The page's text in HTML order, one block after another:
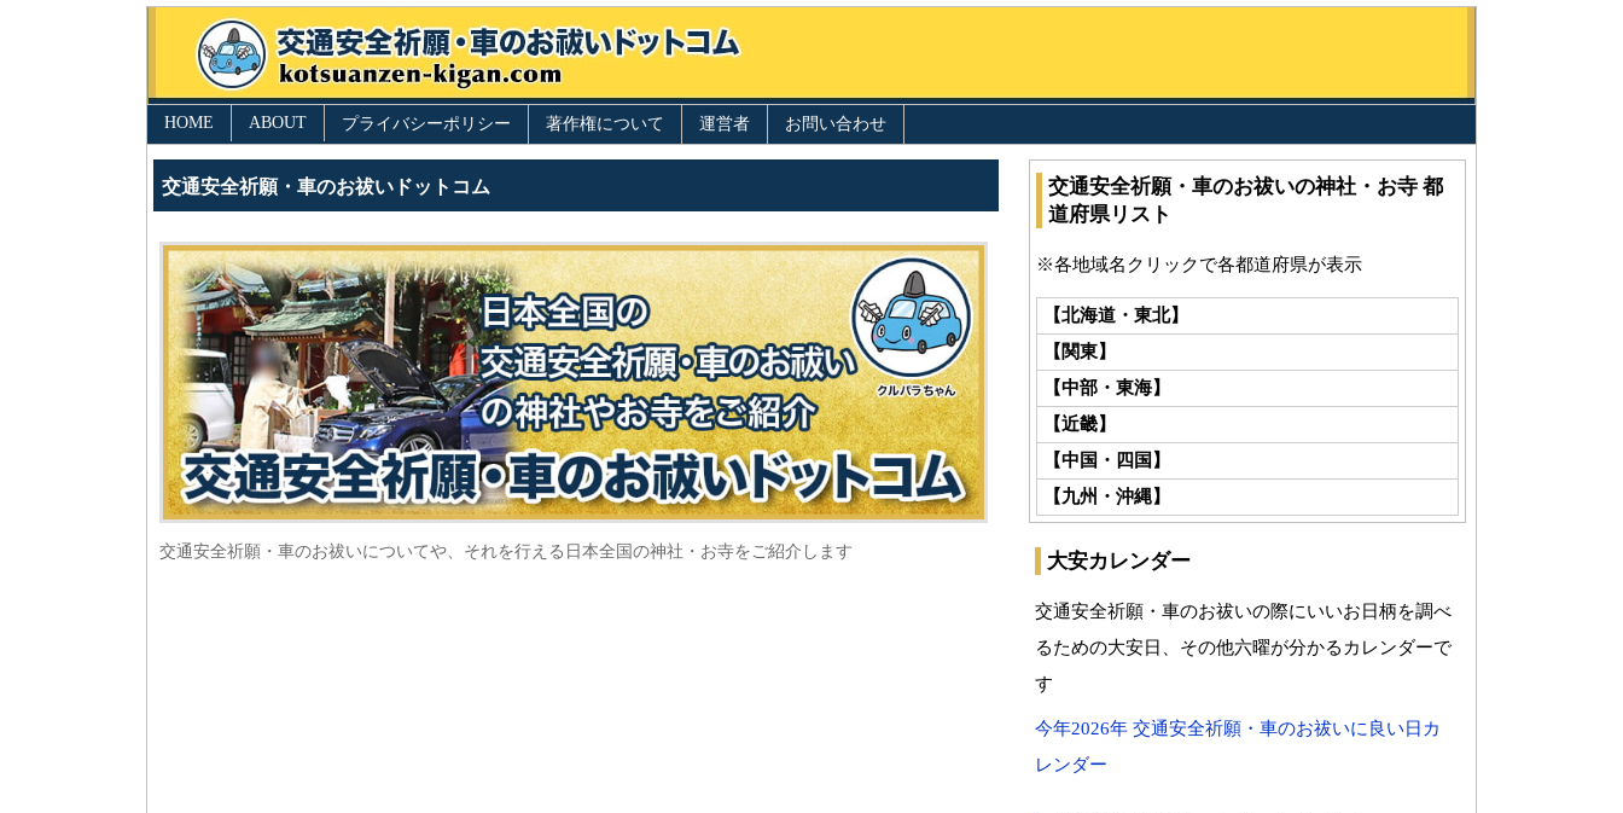
交通安全祈願・車のお祓いドットコム
交通安全祈願・車のお祓いについてや、それを行える日本全国の神社・お寺をご紹介します
交通安全祈願・車のお祓いの神社・お寺 都
道府県リスト
※各地域名クリックで各都道府県が表示
【北海道・東北】
【関東】
【中部・東海】
【近畿】
【中国・四国】
【九州・沖縄】
大安カレンダー
交通安全祈願・車のお祓いの際にいいお日柄を調べ
るための大安日、その他六曜が分かるカレンダーで
す
今年2026年 交通安全祈願・車のお祓いに良い日カ
レンダー
HOME ABOUT プライバシーポリシー 著作権について 運営者 お問い合わせ